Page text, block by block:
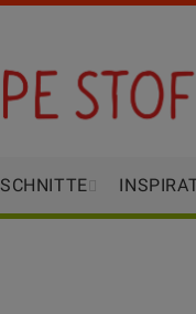
SCHNITTE